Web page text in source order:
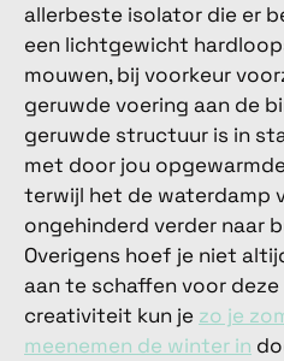
allerbeste isolator die er
een lichtgewicht
mouwen, bij voorkeur
geruwde voering aan de
geruwde structuur is in
met door jou
terwijl het de waterdamp
ongehinderd verder naar
Overigens hoef je niet
aan te schaffen voor
creativiteit kun je zo je
meenemen de winter in